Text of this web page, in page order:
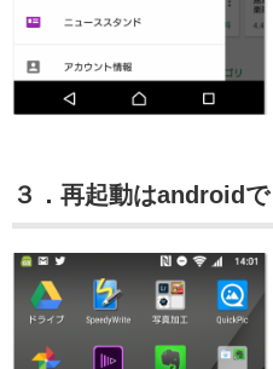
３．再起動はandroidで